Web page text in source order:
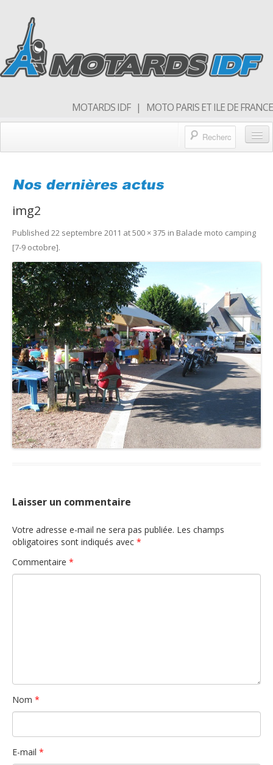
MOTARDS IDF | MOTO PARIS ET ILE DE FRANCE
Forum
Balades & sorties moto
Qui sommes nous
Rejoins nous
Nous contacter
img2
Published 22 septembre 2011 at500 × 375 in Balade moto camping
[7-9 octobre].
Laisser un commentaire
Votre adresse e-mail ne sera pas publiée. Les champs
obligatoires sont indiqués avec *
Commentaire *
Nom *
E-mail *